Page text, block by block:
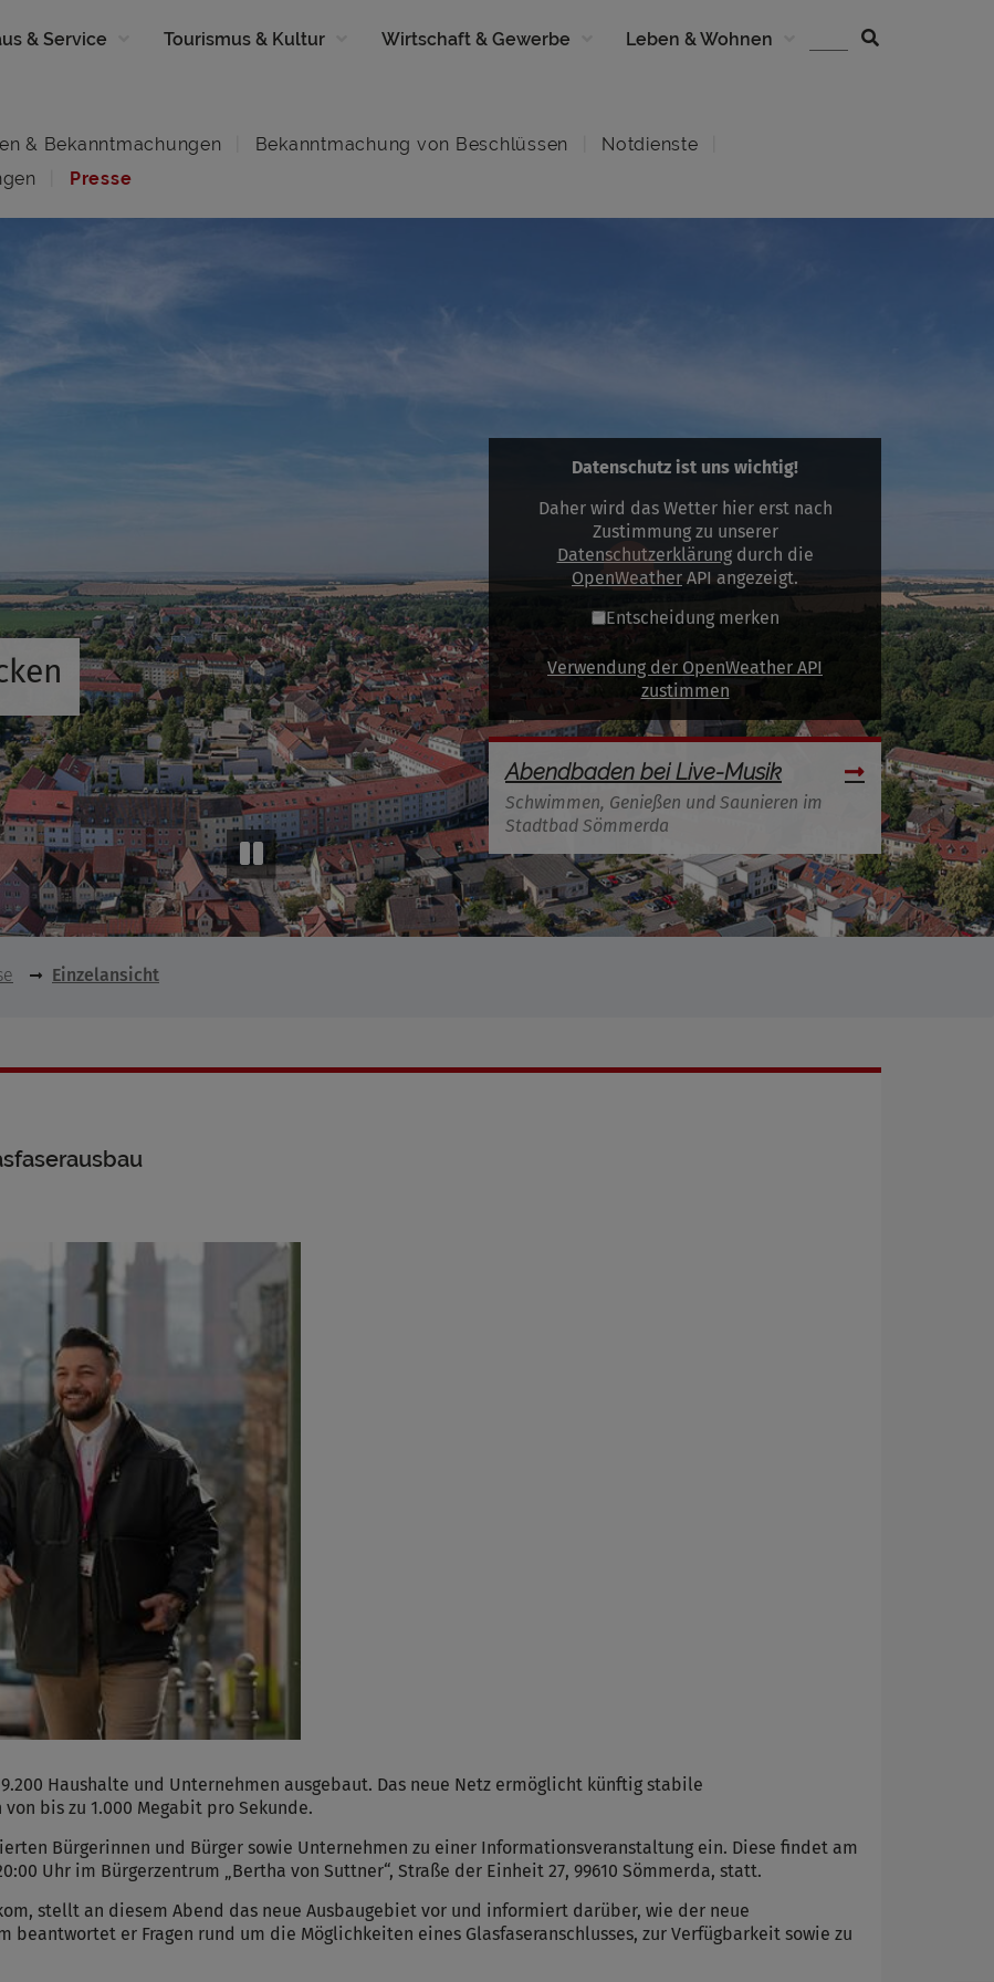
& Service Tourismus & Kultur Wirtschaft & Gewerbe Leben & Wohnen
& Bekanntmachungen Bekanntmachung von Beschlüssen
Notdienste
Presse
Datenschutz ist uns wichtig!
Daher wird das Wetter hier erst nach
Zustimmung zu unserer
Datenschutzerklärungdurch die
OpenWeather API angezeigt.
Entscheidung merken
Verwendung der OpenWeather API
zustimmen
Abendbaden bei Live-Musik
Schwimmen, Genießen und Saunieren im
Stadtbad Sömmerda
Einzelansicht
Haushalte und Unternehmen ausgebaut. Das neue Netz ermöglicht künftig stabile
bis zu 1.000 Megabit pro Sekunde.
Bürgerinnen und Bürger sowie Unternehmen zu einer Informationsveranstaltung ein. Diese findet am
Uhr im Bürgerzentrum „Bertha von Suttner“, Straße der Einheit 27, 99610 Sömmerda, statt.
stellt an diesem Abend das neue Ausbaugebiet vor und informiert darüber, wie der neue
beantwortet er Fragen rund um die Möglichkeiten eines Glasfaseranschlusses, zur Verfügbarkeit sowie zu